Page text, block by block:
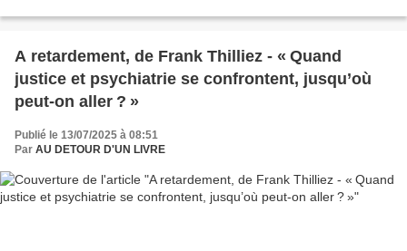
A retardement, de Frank Thilliez - « Quand
justice et psychiatrie se confrontent, jusqu’où
peut-on aller ? »
Publié le 13/07/2025 à 08:51
Par AU DETOUR D'UN LIVRE